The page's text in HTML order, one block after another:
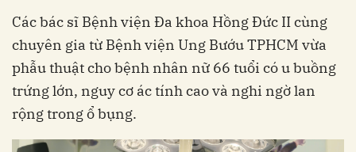
Các bác sĩ Bệnh viện Đa khoa Hồng Đức II cùng
chuyên gia từ Bệnh viện Ung Bướu TPHCM vừa
phẫu thuật cho bệnh nhân nữ 66 tuổi có u buồng
trứng lớn, nguy cơ ác tính cao và nghi ngờ lan
rộng trong ổ bụng.